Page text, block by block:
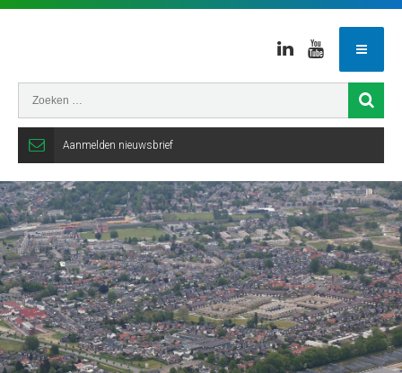
LinkedinYoutube
Aanmelden nieuwsbrief